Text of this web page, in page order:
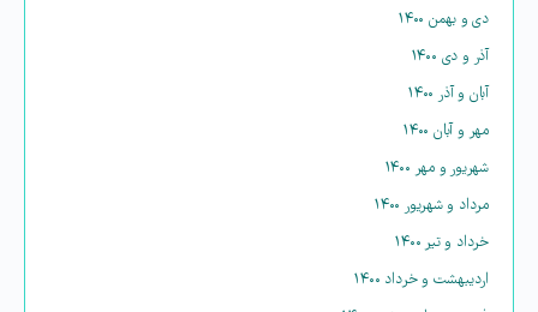
دی و بهمن ۱۴۰۰
آذر و دی ۱۴۰۰
آبان و آذر ۱۴۰۰
مهر و آبان ۱۴۰۰
شهریور و مهر ۱۴۰۰
مرداد و شهریور ۱۴۰۰
خرداد و تیر ۱۴۰۰
اردیبهشت و خرداد ۱۴۰۰